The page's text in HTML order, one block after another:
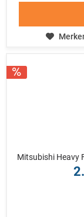
Mitsubishi Heavy